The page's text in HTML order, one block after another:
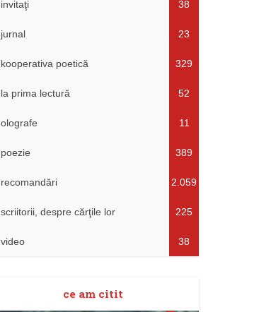
invitaţi 38
jurnal 23
kooperativa poetică 329
la prima lectură 52
olografe 11
poezie 389
recomandări 2.059
scriitorii, despre cărţile lor 225
video 38
ce am citit